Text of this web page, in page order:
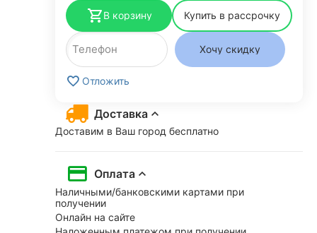
В корзину Купить в рассрочку
Хочу скидку
Отложить
Доставка
Доставим в Ваш город бесплатно
Оплата
Наличными/банковскими картами при
получении
Онлайн на сайте